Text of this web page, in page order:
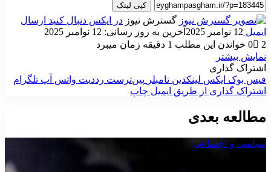
کپی لینک
گسترش نیوز در ایکس دنبال کنید ارسال
ایمیل 12 نوامبر 2025
آخرین به روز رسانی: 12 نوامبر 2025
0
2
خواندن این مطلب 1 دقیقه زمان میبرد
نمایش بیشتر
اشتراک گذاری
فیس بوک ایکس لینکدین ‫تامبلر ‫پین‌ترست ‫رددیت واتس آپ تلگرام
اشتراک گذاری از طریق ایمیل چاپ
مطالعه بعدی
سیاسی و اجتماعی